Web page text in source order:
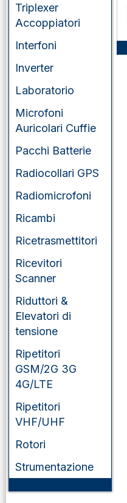
Triplexer
Accoppiatori
Interfoni
Inverter
Laboratorio
Microfoni
Auricolari Cuffie
Pacchi Batterie
Radiocollari GPS
Radiomicrofoni
Ricambi
Ricetrasmettitori
Ricevitori
Scanner
Riduttori &
Elevatori di
tensione
Ripetitori
GSM/2G 3G
4G/LTE
Ripetitori
VHF/UHF
Rotori
Strumentazione